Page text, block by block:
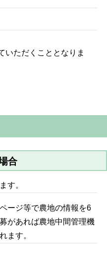
ただくこととなりま
合
す。
ージ等で農地の情報を6
があれば農地中間管理機
ます。